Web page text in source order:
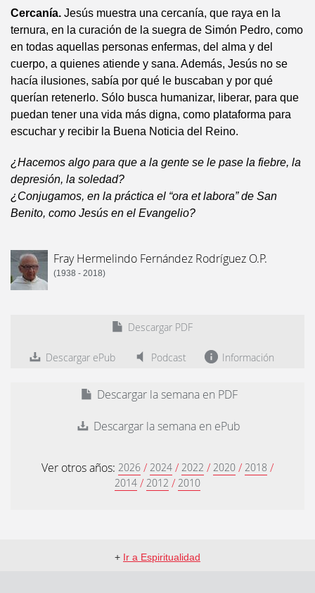
Cercanía. Jesús muestra una cercanía, que raya en la
ternura, en la curación de la suegra de Simón Pedro, como
en todas aquellas personas enfermas, del alma y del
cuerpo, a quienes atiende y sana. Además, Jesús no se
hacía ilusiones, sabía por qué le buscaban y por qué
querían retenerlo. Sólo busca humanizar, liberar, para que
puedan tener una vida más digna, como plataforma para
escuchar y recibir la Buena Noticia del Reino.
¿Hacemos algo para que a la gente se le pase la fiebre, la
depresión, la soledad?
¿Conjugamos, en la práctica el “ora et labora” de San
Benito, como Jesús en el Evangelio?
Fray Hermelindo Fernández Rodríguez O.P.
(1938 - 2018)
Descargar PDF
Descargar ePub Podcast Información
Descargar la semana en PDF
Descargar la semana en ePub
Ver otros años: 2026 / 2024 / 2022 / 2020 / 2018 /
2014 / 2012 / 2010
+ Ir a Espiritualidad